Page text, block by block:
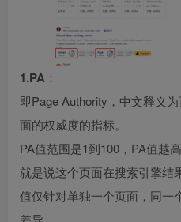
1.PA ：
即Page Authority，中文释义
面的权威度的指标。
PA值范围是1到100，PA值越
就是说这个页面在搜索引擎结
值仅针对单独一个页面，同一